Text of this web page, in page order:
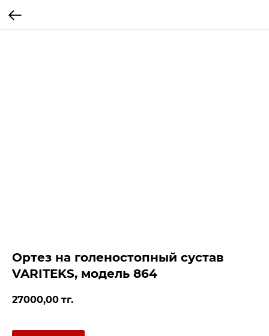
Ортез на голеностопный сустав
VARITEKS, модель 864
27000,00 тг.